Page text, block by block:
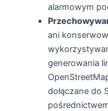
alarmowym
ani
generowania
dołączane do